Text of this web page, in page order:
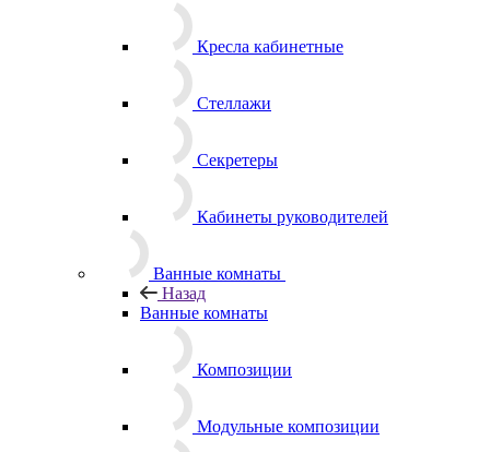
Кресла кабинетные
Стеллажи
Секретеры
Кабинеты руководителей
Ванные комнаты
Назад
Ванные комнаты
Композиции
Модульные композиции